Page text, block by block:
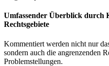
Umfassender Überblick durch
Rechtsgebiete
Kommentiert werden nicht nur
sondern auch die angrenzenden
Problemstellungen.